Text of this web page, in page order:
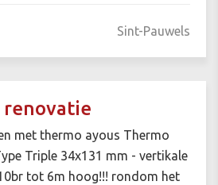
Sint-Pauwels
met thermo ayous Thermo
Triple 34x131 mm - vertikale
tot 6m hoog!!! rondom het